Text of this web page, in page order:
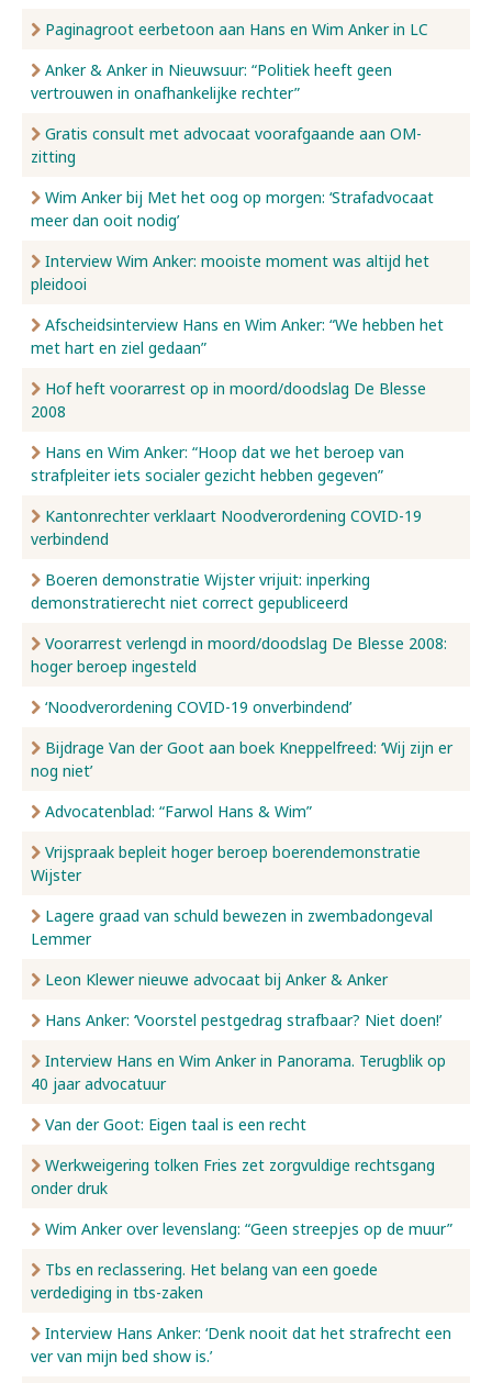
Paginagroot eerbetoon aan Hans en Wim Anker in LC
Anker & Anker in Nieuwsuur: “Politiek heeft geen
vertrouwen in onafhankelijke rechter”
Gratis consult met advocaat voorafgaande aan OM-
zitting
Wim Anker bij Met het oog op morgen: ‘Strafadvocaat
meer dan ooit nodig’
Interview Wim Anker: mooiste moment was altijd het
pleidooi
Afscheidsinterview Hans en Wim Anker: “We hebben het
met hart en ziel gedaan”
Hof heft voorarrest op in moord/doodslag De Blesse
2008
Hans en Wim Anker: “Hoop dat we het beroep van
strafpleiter iets socialer gezicht hebben gegeven”
Kantonrechter verklaart Noodverordening COVID-19
verbindend
Boeren demonstratie Wijster vrijuit: inperking
demonstratierecht niet correct gepubliceerd
Voorarrest verlengd in moord/doodslag De Blesse 2008:
hoger beroep ingesteld
‘Noodverordening COVID-19 onverbindend’
Bijdrage Van der Goot aan boek Kneppelfreed: ‘Wij zijn er
nog niet’
Advocatenblad: “Farwol Hans & Wim”
Vrijspraak bepleit hoger beroep boerendemonstratie
Wijster
Lagere graad van schuld bewezen in zwembadongeval
Lemmer
Leon Klewer nieuwe advocaat bij Anker & Anker
Hans Anker: ‘Voorstel pestgedrag strafbaar? Niet doen!’
Interview Hans en Wim Anker in Panorama. Terugblik op
40 jaar advocatuur
Van der Goot: Eigen taal is een recht
Werkweigering tolken Fries zet zorgvuldige rechtsgang
onder druk
Wim Anker over levenslang: “Geen streepjes op de muur”
Tbs en reclassering. Het belang van een goede
verdediging in tbs-zaken
Interview Hans Anker: ‘Denk nooit dat het strafrecht een
ver van mijn bed show is.’